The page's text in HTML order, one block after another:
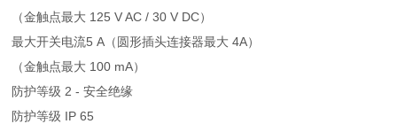
（金触点最大 125 V AC / 30 V DC）
最大开关电流5 A（圆形插头连接器最大 4A）
（金触点最大 100 mA）
防护等级 2 - 安全绝缘
防护等级 IP 65